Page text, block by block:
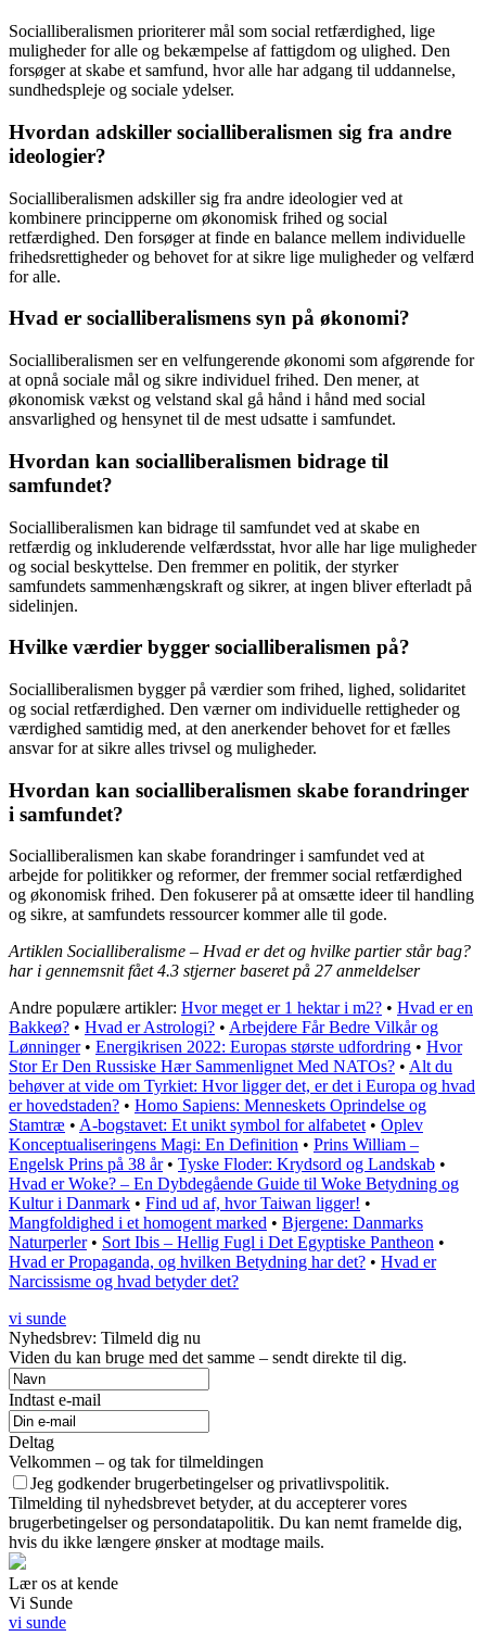
Socialliberalismen prioriterer mål som social retfærdighed, lige
muligheder for alle og bekæmpelse af fattigdom og ulighed. Den
forsøger at skabe et samfund, hvor alle har adgang til uddannelse,
sundhedspleje og sociale ydelser.
Hvordan adskiller socialliberalismen sig fra andre
ideologier?
Socialliberalismen adskiller sig fra andre ideologier ved at
kombinere principperne om økonomisk frihed og social
retfærdighed. Den forsøger at finde en balance mellem individuelle
frihedsrettigheder og behovet for at sikre lige muligheder og velfærd
for alle.
Hvad er socialliberalismens syn på økonomi?
Socialliberalismen ser en velfungerende økonomi som afgørende for
at opnå sociale mål og sikre individuel frihed. Den mener, at
økonomisk vækst og velstand skal gå hånd i hånd med social
ansvarlighed og hensynet til de mest udsatte i samfundet.
Hvordan kan socialliberalismen bidrage til
samfundet?
Socialliberalismen kan bidrage til samfundet ved at skabe en
retfærdig og inkluderende velfærdsstat, hvor alle har lige muligheder
og social beskyttelse. Den fremmer en politik, der styrker
samfundets sammenhængskraft og sikrer, at ingen bliver efterladt på
sidelinjen.
Hvilke værdier bygger socialliberalismen på?
Socialliberalismen bygger på værdier som frihed, lighed, solidaritet
og social retfærdighed. Den værner om individuelle rettigheder og
værdighed samtidig med, at den anerkender behovet for et fælles
ansvar for at sikre alles trivsel og muligheder.
Hvordan kan socialliberalismen skabe forandringer
i samfundet?
Socialliberalismen kan skabe forandringer i samfundet ved at
arbejde for politikker og reformer, der fremmer social retfærdighed
og økonomisk frihed. Den fokuserer på at omsætte ideer til handling
og sikre, at samfundets ressourcer kommer alle til gode.
Artiklen Socialliberalisme – Hvad er det og hvilke partier står bag?
har i gennemsnit fået4.3 stjerner baseret på 27anmeldelser
Andre populære artikler: Hvor meget er 1 hektar i m2? • Hvad er en
Bakkeø? • Hvad er Astrologi? • Arbejdere Får Bedre Vilkår og
Lønninger• Energikrisen 2022: Europas største udfordring • Hvor
Stor Er Den Russiske Hær Sammenlignet Med NATOs? • Alt du
behøver at vide om Tyrkiet: Hvor ligger det, er det i Europa og hvad
er hovedstaden? • Homo Sapiens: Menneskets Oprindelse og
Stamtræ • A-bogstavet: Et unikt symbol for alfabetet • Oplev
Konceptualiseringens Magi: En Definition • Prins William –
Engelsk Prins på 38 år• Tyske Floder: Krydsord og Landskab •
Hvad er Woke? – En Dybdegående Guide til Woke Betydning og
Kultur i Danmark • Find ud af, hvor Taiwan ligger! •
Mangfoldighed i et homogent marked • Bjergene: Danmarks
Naturperler• Sort Ibis – Hellig Fugl i Det Egyptiske Pantheon •
Hvad er Propaganda, og hvilken Betydning har det? • Hvad er
Narcissisme og hvad betyder det?
vi sunde
Nyhedsbrev: Tilmeld dig nu
Viden du kan bruge med det samme – sendt direkte til dig.
Indtast e-mail
Deltag
Velkommen – og tak for tilmeldingen
Jeg godkender brugerbetingelser og privatlivspolitik.
Tilmelding til nyhedsbrevet betyder, at du accepterer vores
brugerbetingelser og persondatapolitik. Du kan nemt framelde dig,
hvis du ikke længere ønsker at modtage mails.
Lær os at kende
Vi Sunde
vi sunde